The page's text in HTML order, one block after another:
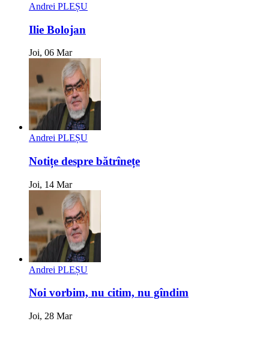
Andrei PLEȘU
Ilie Bolojan
Joi, 06 Mar
Andrei PLEȘU
Notițe despre bătrînețe
Joi, 14 Mar
Andrei PLEȘU
Noi vorbim, nu citim, nu gîndim
Joi, 28 Mar